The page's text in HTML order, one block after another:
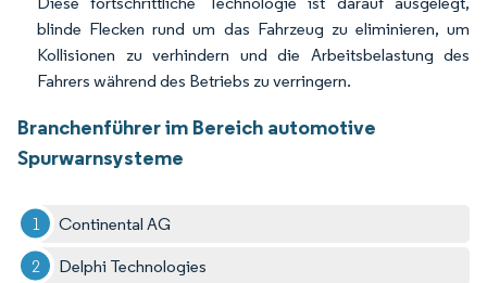
blinde Flecken rund um das Fahrzeug zu eliminieren, um
Kollisionen zu verhindern und die Arbeitsbelastung des
Fahrers während des Betriebs zu verringern.
Branchenführer im Bereich automotive
Spurwarnsysteme
Continental AG
Delphi Technologies